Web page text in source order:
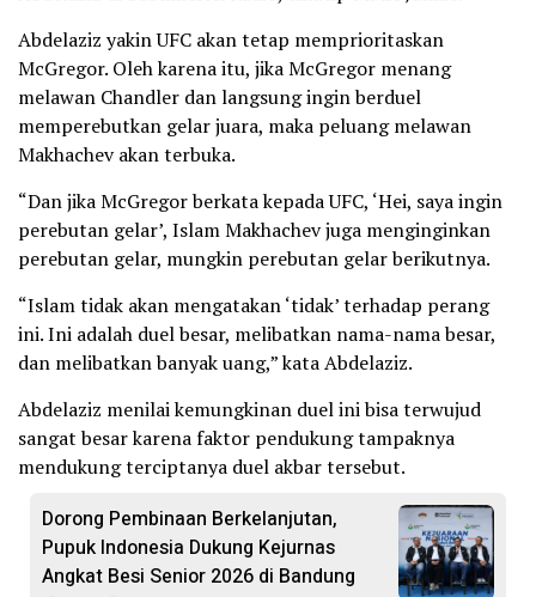
Abdelaziz yakin UFC akan tetap memprioritaskan
McGregor. Oleh karena itu, jika McGregor menang
melawan Chandler dan langsung ingin berduel
memperebutkan gelar juara, maka peluang melawan
Makhachev akan terbuka.
“Dan jika McGregor berkata kepada UFC, ‘Hei, saya ingin
perebutan gelar’, Islam Makhachev juga menginginkan
perebutan gelar, mungkin perebutan gelar berikutnya.
“Islam tidak akan mengatakan ‘tidak’ terhadap perang
ini. Ini adalah duel besar, melibatkan nama-nama besar,
dan melibatkan banyak uang,” kata Abdelaziz.
Abdelaziz menilai kemungkinan duel ini bisa terwujud
sangat besar karena faktor pendukung tampaknya
mendukung terciptanya duel akbar tersebut.
Dorong Pembinaan Berkelanjutan,
Pupuk Indonesia Dukung Kejurnas
Angkat Besi Senior 2026 di Bandung